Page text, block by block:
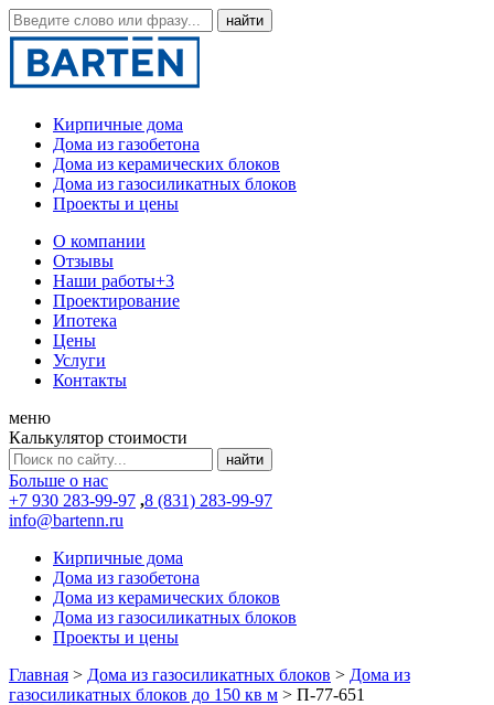
Кирпичные дома
Дома из газобетона
Дома из керамических блоков
Дома из газосиликатных блоков
Проекты и цены
О компании
Отзывы
Наши работы+3
Проектирование
Ипотека
Цены
Услуги
Контакты
меню
Калькулятор стоимости
Больше о нас
+7 930 283-99-97 ,8 (831) 283-99-97
info@bartenn.ru
Кирпичные дома
Дома из газобетона
Дома из керамических блоков
Дома из газосиликатных блоков
Проекты и цены
Главная > Дома из газосиликатных блоков > Дома из
газосиликатных блоков до 150 кв м > П-77-651